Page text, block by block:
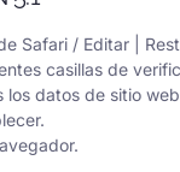
Safari / Editar |
casillas de
los datos de sitio web